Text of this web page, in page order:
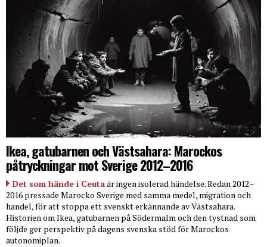
Ikea, gatubarnen och Västsahara: Marockos
påtryckningar mot Sverige 2012–2016
Det som hände i Ceutaär ingen isolerad händelse. Redan 2012–
2016 pressade Marocko Sverige med samma medel, migration och
handel, för att stoppa ett svenskt erkännande av Västsahara.
Historien om Ikea, gatubarnen på Södermalm och den tystnad som
följde ger perspektiv på dagens svenska stöd för Marockos
autonomiplan.